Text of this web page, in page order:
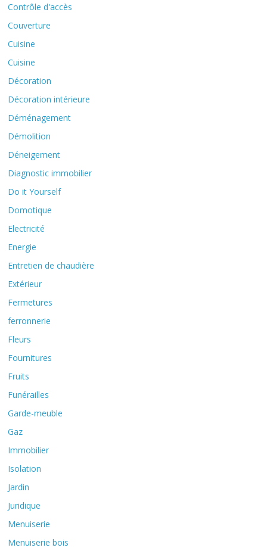
Contrôle d'accès
Couverture
Cuisine
Cuisine
Décoration
Décoration intérieure
Déménagement
Démolition
Déneigement
Diagnostic immobilier
Do it Yourself
Domotique
Electricité
Energie
Entretien de chaudière
Extérieur
Fermetures
ferronnerie
Fleurs
Fournitures
Fruits
Funérailles
Garde-meuble
Gaz
Immobilier
Isolation
Jardin
Juridique
Menuiserie
Menuiserie bois